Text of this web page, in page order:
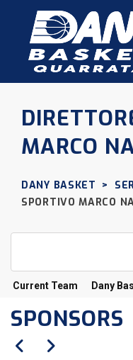
MARCO
DANY BASKET >
SPORTIVO MARCO
Current Team Dany
SPONSORS